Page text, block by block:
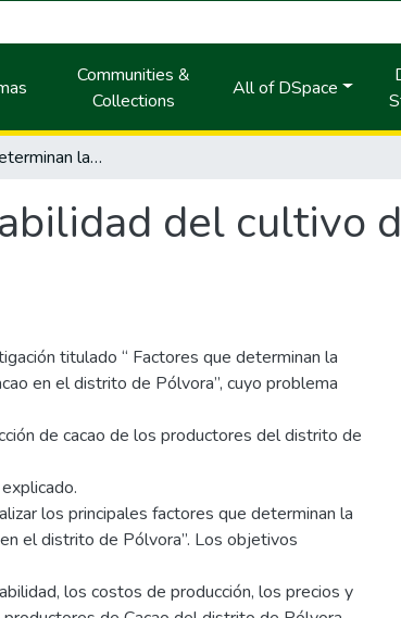
Communities &
Collections
All of DSpace
Factores que determinan la rentabilidad del cultivo de Cacao en el Distrito de Polvora
del cultivo
titulado “ Factores que determinan la
en el distrito de Pólvora”, cuyo problema
de cacao de los productores del distrito de
los principales factores que determinan la
el distrito de Pólvora”. Los objetivos
los costos de producción, los precios y